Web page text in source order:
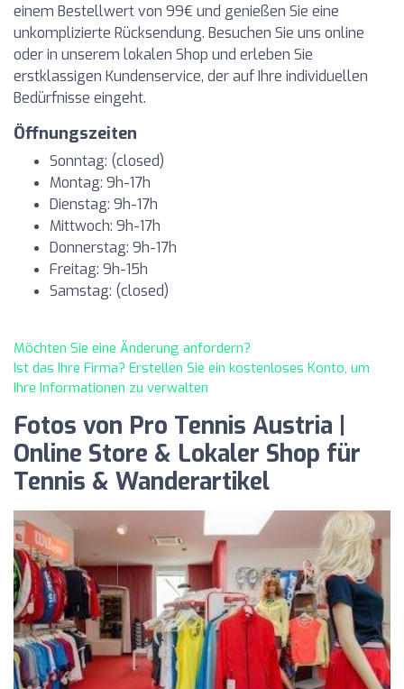
einem Bestellwert von 99€ und genießen Sie eine
unkomplizierte Rücksendung. Besuchen Sie uns online
oder in unserem lokalen Shop und erleben Sie
erstklassigen Kundenservice, der auf Ihre individuellen
Bedürfnisse eingeht.
Öffnungszeiten
Sonntag: (closed)
Montag: 9h-17h
Dienstag: 9h-17h
Mittwoch: 9h-17h
Donnerstag: 9h-17h
Freitag: 9h-15h
Samstag: (closed)
Möchten Sie eine Änderung anfordern?
Ist das Ihre Firma? Erstellen Sie ein kostenloses Konto, um
Ihre Informationen zu verwalten
Fotos von Pro Tennis Austria |
Online Store & Lokaler Shop für
Tennis & Wanderartikel